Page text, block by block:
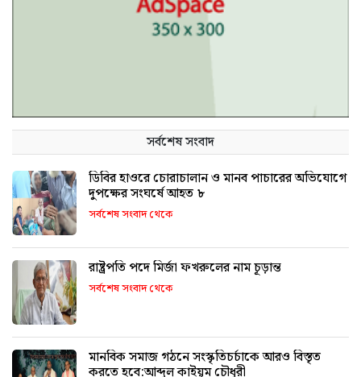
সর্বশেষ সংবাদ
ডিবির হাওরে চোরাচালান ও মানব পাচারের অভিযোগে
দুপক্ষের সংঘর্ষে আহত ৮
সর্বশেষ সংবাদ থেকে
রাষ্ট্রপতি পদে মির্জা ফখরুলের নাম চূড়ান্ত
সর্বশেষ সংবাদ থেকে
মানবিক সমাজ গঠনে সংস্কৃতিচর্চাকে আরও বিস্তৃত
করতে হবে:আব্দুল কাইয়ুম চৌধুরী